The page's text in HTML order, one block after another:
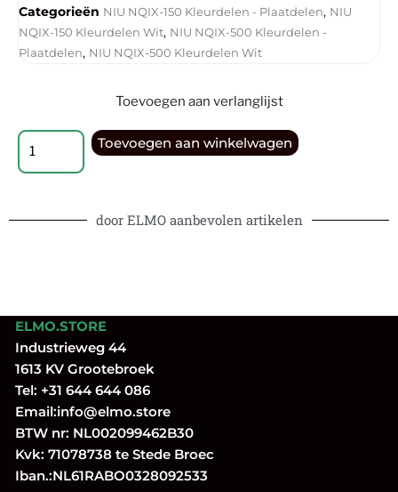
Categorieën NIU NQIX-150 Kleurdelen - Plaatdelen, NIU
NQIX-150 Kleurdelen Wit, NIU NQIX-500 Kleurdelen -
Plaatdelen, NIU NQIX-500 Kleurdelen Wit
Toevoegen aan verlanglijst
Toevoegen aan winkelwagen
door ELMO aanbevolen artikelen
ELMO.STORE
Industrieweg 44
1613 KV Grootebroek
Tel: +31 644 644 086
Email:info@elmo.store
BTW nr: NL002099462B30
Kvk: 71078738 te Stede Broec
Iban.:NL61RABO0328092533